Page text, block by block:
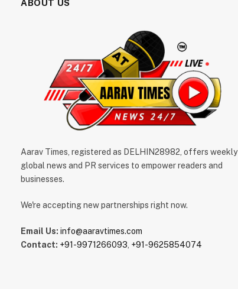
ABOUT US
Aarav Times, registered as DELHIN28982, offers weekly
global news and PR services to empower readers and
businesses.
We're accepting new partnerships right now.
Email Us: info@aaravtimes.com
Contact: +91-9971266093, +91-9625854074